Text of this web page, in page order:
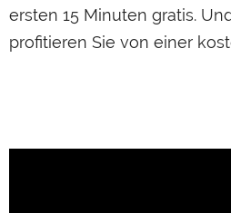
ersten 15 Minuten gratis.
profitieren Sie von einer